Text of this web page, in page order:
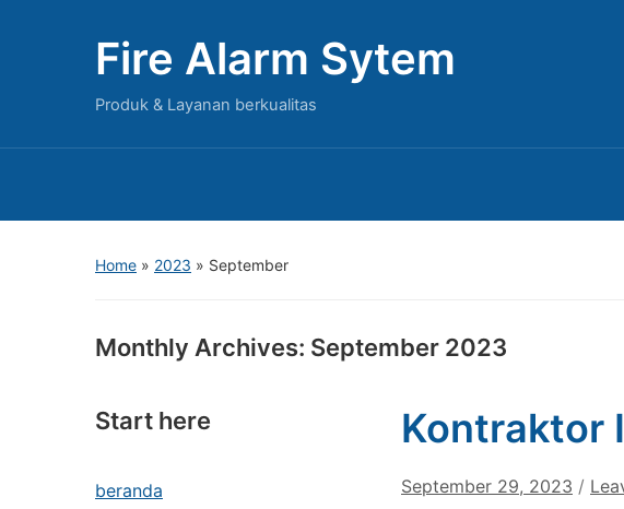
Fire Alarm Sytem
Produk & Layanan berkualitas
Home » 2023 » September
Monthly Archives: September 2023
Start here
beranda
Kontraktor
September 29, 2023 /